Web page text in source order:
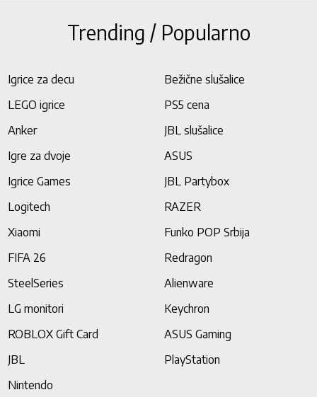
Trending / Popularno
Igrice za decu
Bežične slušalice
LEGO igrice
PS5 cena
Anker
JBL slušalice
Igre za dvoje
ASUS
Igrice Games
JBL Partybox
Logitech
RAZER
Xiaomi
Funko POP Srbija
FIFA 26
Redragon
SteelSeries
Alienware
LG monitori
Keychron
ROBLOX Gift Card
ASUS Gaming
JBL
PlayStation
Nintendo